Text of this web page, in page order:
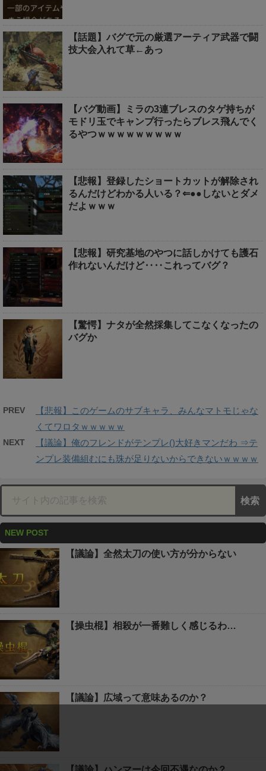
【話題】バグで元の厳選アーティア武器で闘
技大会入れて草←あっ
【バグ動画】ミラの3連ブレスのタゲ持ちが
モドリ玉でキャンプ行ったらブレス飛んでく
るやつｗｗｗｗｗｗｗｗｗ
【悲報】登録したショートカットが解除され
るんだけどわかる人いる？⇐●●しないとダメ
だよｗｗｗ
【悲報】研究基地のやつに話しかけても護石
作れないんだけど‥‥これってバグ？
【驚愕】ナタが全然採集してこなくなったの
バグか
PREV
【悲報】このゲームのサブキャラ、みんなマトモじゃな
くてワロタｗｗｗｗｗ
NEXT
【議論】俺のフレンドがテンプレ()大好きマンだわ ⇒テ
ンプレ装備組むにも珠が足りないからできないｗｗｗｗ
NEW POST
【議論】全然太刀の使い方が分からない
【操虫棍】相殺が一番難しく感じるわ…
【議論】広域って意味あるのか？